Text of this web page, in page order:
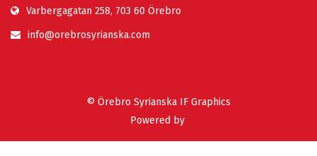
Varbergagatan 258, 703 60 Örebro
info@orebrosyrianska.com
© Örebro Syrianska IF Graphics
Powered by